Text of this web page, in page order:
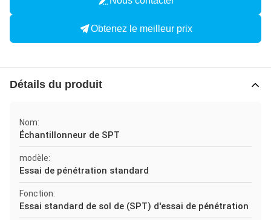
Obtenez le meilleur prix
Détails du produit
Nom:
Échantillonneur de SPT
modèle:
Essai de pénétration standard
Fonction:
Essai standard de sol de (SPT) d'essai de pénétration